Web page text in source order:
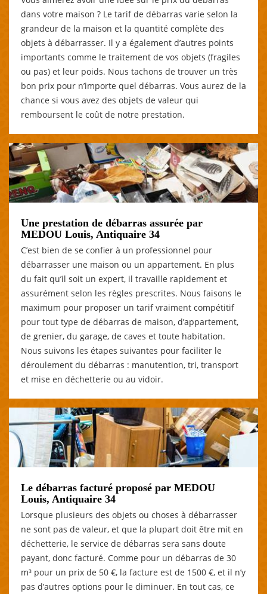
dans votre maison ? Le tarif de débarras varie selon la
grandeur de la maison et la quantité complète des
objets à débarrasser. Il y a également d’autres points
importants comme le traitement de vos objets (fragiles
ou pas) et leur poids. Nous tachons de trouver un très
bon prix pour n’importe quel débarras. Vous aurez de la
chance si vous avez des objets de valeur qui
remboursent le coût de notre prestation.
Une prestation de débarras assurée par
MEDOU Louis, Antiquaire 34
C’est bien de se confier à un professionnel pour
débarrasser une maison ou un appartement. En plus
du fait qu’il soit un expert, il travaille rapidement et
assurément selon les règles prescrites. Nous faisons le
maximum pour proposer un tarif vraiment compétitif
pour tout type de débarras de maison, d’appartement,
de grenier, du garage, de caves et toute habitation.
Nous suivons les étapes suivantes pour faciliter le
déroulement du débarras : manutention, tri, transport
et mise en déchetterie ou au vidoir.
Le débarras facturé proposé par MEDOU
Louis, Antiquaire 34
Lorsque plusieurs des objets ou choses à débarrasser
ne sont pas de valeur, et que la plupart doit être mit en
déchetterie, le service de débarras sera sans doute
payant, donc facturé. Comme pour un débarras de 30
m³ pour un prix de 50 €, la facture est de 1500 €, et il n’y
pas d’autres options pour le diminuer. En tout cas, ce